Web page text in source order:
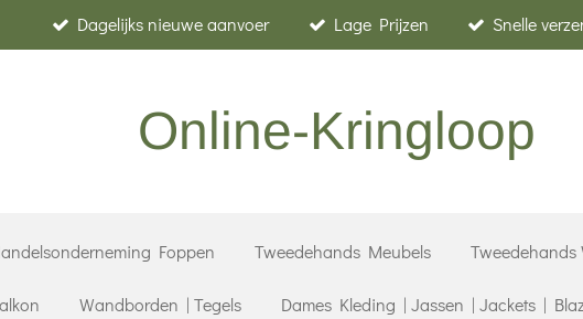
Dagelijks nieuwe aanvoer Lage Prijzen Snelle
Online-Kringloop
Foppen Tweedehands Meubels Tweedehands
Wandborden | Tegels Dames Kleding | Jassen | Jackets |